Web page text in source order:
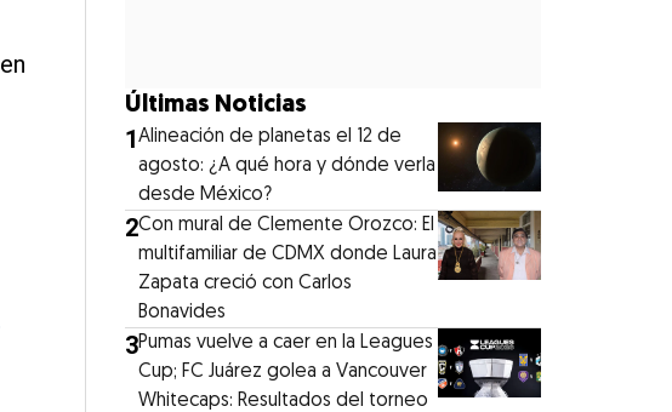
en
Últimas Noticias
1Alineación de planetas el 12 de
agosto: ¿A qué hora y dónde verla
desde México?
2Con mural de Clemente Orozco: El
multifamiliar de CDMX donde Laura
Zapata creció con Carlos
Bonavides
3Pumas vuelve a caer en la Leagues
Cup; FC Juárez golea a Vancouver
Whitecaps: Resultados del torneo